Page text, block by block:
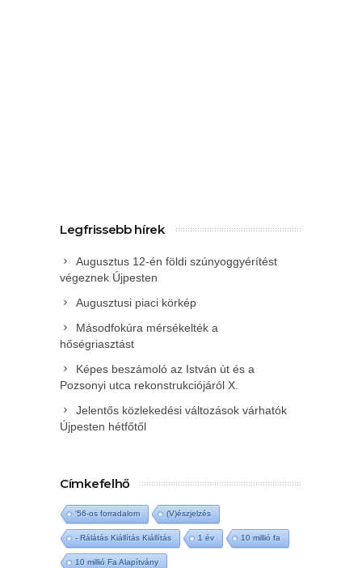
Legfrissebb hírek
Augusztus 12-én földi szúnyoggyérítést
végeznek Újpesten
Augusztusi piaci körkép
Másodfokúra mérsékelték a
hőségriasztást
Képes beszámoló az István út és a
Pozsonyi utca rekonstrukciójáról X.
Jelentős közlekedési változások várhatók
Újpesten hétfőtől
Címkefelhő
'56-os forradalom (V)észjelzés
- Rálátás Kiállítás Kiállítás 1 év 10 millió fa
10 millió Fa Alapítvány